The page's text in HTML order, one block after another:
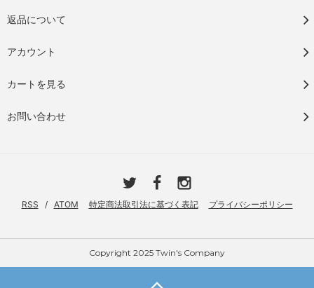
返品について
アカウント
カートを見る
お問い合わせ
RSS / ATOM 特定商法取引法に基づく表記 プライバシーポリシー
Copyright 2025 Twin's Company